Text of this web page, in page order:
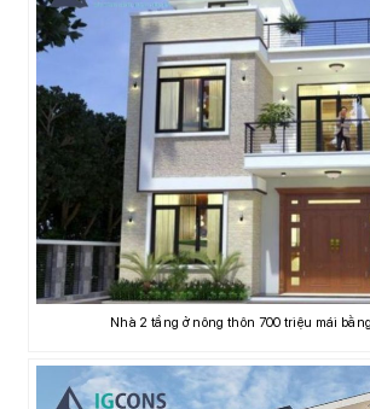
Nhà 2 tầng ở nông thôn 700 triệu mái